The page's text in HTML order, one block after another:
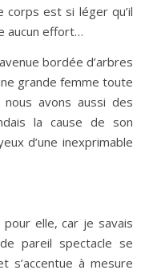
corps est si léger qu’il
aucun effort…
bordée d’arbres
grande femme toute
avons aussi des
la cause de son
d’une inexprimable
elle, car je savais
pareil spectacle se
s’accentue à mesure